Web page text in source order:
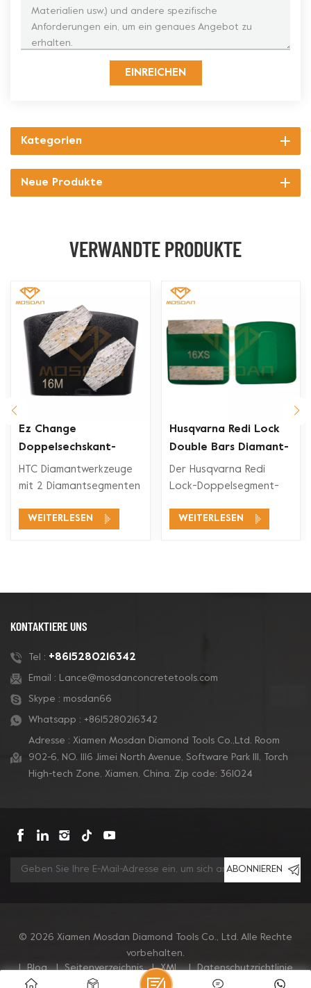
EINREICHEN
Kategorien
Neue Produkte
VERWANDTE PRODUKTE
Ez Change
Doppelsechskant-
Segment-Diamant-
Schleifschuh
HTC Diamantwerkzeuge
mit 2 Diamantsegmenten
breites
WEITERLESEN
Husqvarna Redi Lock
Double Bars Diamant-
Schleifschuh für
Betonboden
Der Husqvarna Redi
Lock-Doppelsegment-
mit den Husqvarna Redi
WEITERLESEN
KONTAKTIERE UNS
Tel : +8615280216342
Email : Lance@mosdanconcretetools.com
Skype : mosdan66
Whatsapp : +8615280216342
Adresse : Xiamen Mosdan Diamond Tools Co.,Ltd. Room
902-6, NO. 1116 Jimei North Avenue, Software Park Ill, Torch
High-tech Zone, Xiamen, China. Zip code: 361024
ABONNIEREN
© 2026 Xiamen Mosdan Diamond Tools Co., Ltd. Alle Rechte
vorbehalten.
|
Blog | Seitenverzeichnis | XML | Datenschutzrichtlinie